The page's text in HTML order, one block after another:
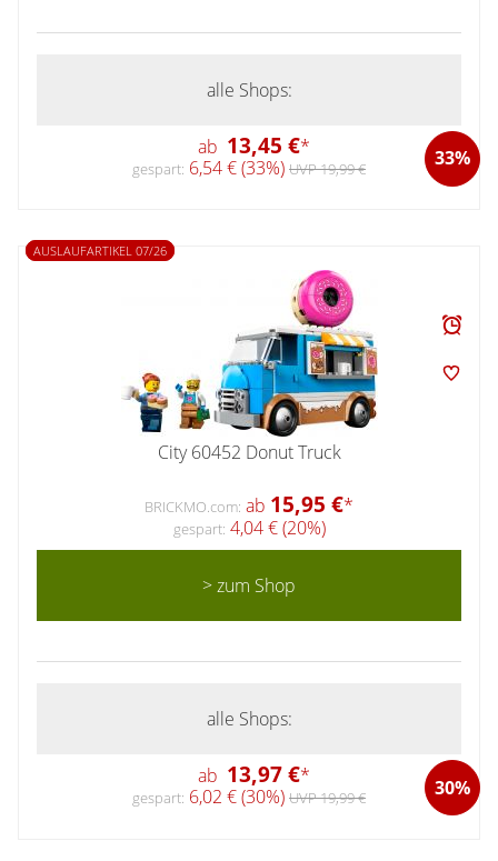
alle Shops:
ab 13,45 €* 33%
gespart: 6,54 € (33%) UVP 19,99 €
AUSLAUFARTIKEL 07/26
City 60452 Donut Truck
BRICKMO.com: ab 15,95 €*
gespart: 4,04 € (20%)
> zum Shop
alle Shops:
ab 13,97 €* 30%
gespart: 6,02 € (30%) UVP 19,99 €